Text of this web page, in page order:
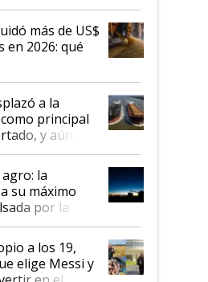
más de US$
en 2026: qué
a la
principal
y aún así
seis de cada
el
semestre
la
su máximo
por la
a los 19,
elige Messi y